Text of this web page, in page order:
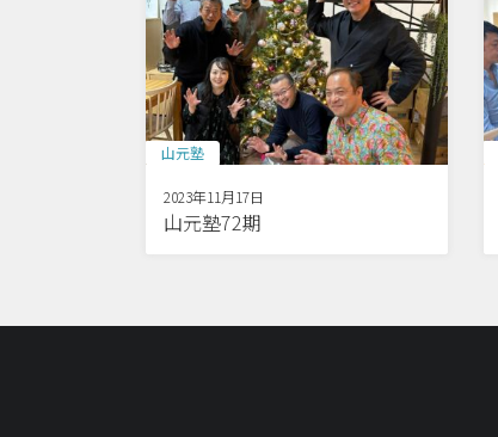
山元塾
2023年11月17日
山元塾72期